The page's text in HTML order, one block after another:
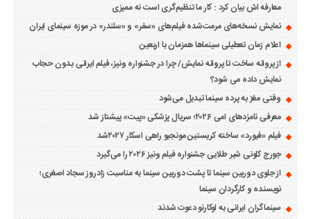
معارفه اش بیان کرد : کار ما تنظیم‌گری است نه ممیزی
نمایش نسخه‌های مرمت‌شده فیلم‌های «سفر» و «سلندر» در موزه سینمای ایران
اعلام زمان تعطیلی سینماها همزمان با اربعین
از پروانه ساخت تا پروانه نمایش/ چرا در جشنواره ونیز، فیلم ایرانی بدون حجاب
نمایش داده می شود؟
وقتی مغز به پرده سینما تبدیل می‌شود
معرفی نامزدهای امی ۲۰۲۶؛ سریال پزشکی «پیت» پیشتاز شد
فیلم «فیورد» ساخته کریستین مونجیو راهی اسکار ۲۰۲۷شد
جورج کلونی شیر طلایی جشنواره فیلم ونیز ۲۰۲۶ را می‌گیرد
از جلوی دوربین سینما تا پشت دوربین سینما به مناسبت زادروز سجاد اصغری؛
نویسنده و کارگردان سینما
سینماگران ایرانی به لوکارنو دعوت شدند